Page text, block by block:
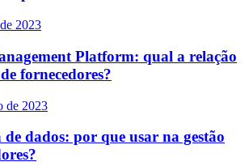
2023
Platform: qual a relação
fornecedores?
de 2023
dados: por que usar na gestão